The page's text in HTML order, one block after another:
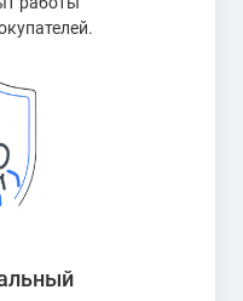
удивляют
дневника,
и светом. Среди
монеты
(череп, черепаха,
плоскости;